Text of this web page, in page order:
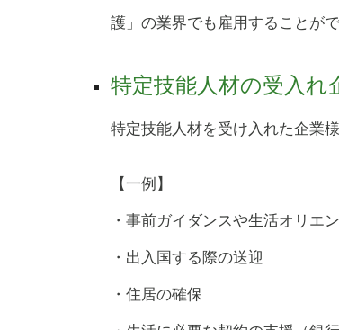
護」の業界でも雇用することがで
特定技能人材の受入れ
特定技能人材を受け入れた企業
【一例】
・事前ガイダンスや生活オリエ
・出入国する際の送迎
・住居の確保